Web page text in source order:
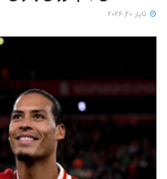
ئایار 20, 2026